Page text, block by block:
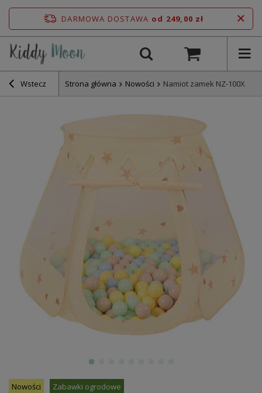
DARMOWA DOSTAWA od 249,00 zł
Wstecz Strona główna Nowości Namiot zamek NZ-100X z
Nowości Zabawki ogrodowe